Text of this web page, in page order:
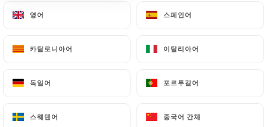
영어 스페인어
카탈로니아어 이탈리아어
독일어 포르투갈어
스웨덴어 중국어 간체
영어 스페인어
카탈로니아어 이탈리아어
독일어 포르투갈어
스웨덴어 중국어 간체